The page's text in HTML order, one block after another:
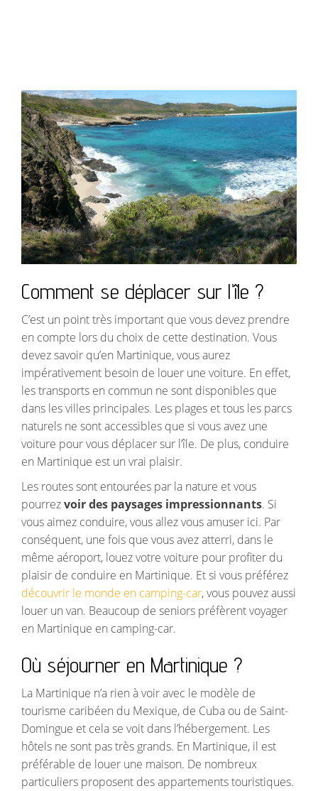
Comment se déplacer sur l’île ?
C’est un point très important que vous devez prendre
en compte lors du choix de cette destination. Vous
devez savoir qu’en Martinique, vous aurez
impérativement besoin de louer une voiture. En effet,
les transports en commun ne sont disponibles que
dans les villes principales. Les plages et tous les parcs
naturels ne sont accessibles que si vous avez une
voiture pour vous déplacer sur l’île. De plus, conduire
en Martinique est un vrai plaisir.
Les routes sont entourées par la nature et vous
pourrezvoir des paysages impressionnants. Si
vous aimez conduire, vous allez vous amuser ici. Par
conséquent, une fois que vous avez atterri, dans le
même aéroport, louez votre voiture pour profiter du
plaisir de conduire en Martinique. Et si vous préférez
découvrir le monde en camping-car, vous pouvez aussi
louer un van. Beaucoup de seniors préfèrent voyager
en Martinique en camping-car.
Où séjourner en Martinique ?
La Martinique n’a rien à voir avec le modèle de
tourisme caribéen du Mexique, de Cuba ou de Saint-
Domingue et cela se voit dans l’hébergement. Les
hôtels ne sont pas très grands. En Martinique, il est
préférable de louer une maison. De nombreux
particuliers proposent des appartements touristiques.